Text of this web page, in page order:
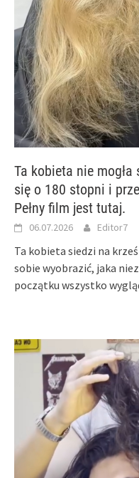
Ta kobieta nie
się o 180 stopni i
Pełny film jest tutaj.
06.07.2026 Editor7
Ta kobieta siedzi na
sobie wyobrazić, jaka
początku wszystko